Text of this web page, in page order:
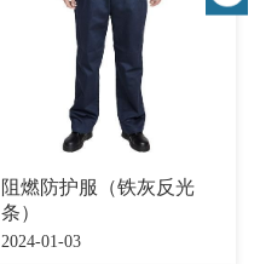
阻燃防护服（铁灰反光
条）
2024-01-03